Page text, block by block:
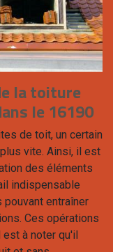
la toiture
le 16190
de toit, un certain
vite. Ainsi, il est
des éléments
indispensable
entraîner
Ces opérations
à noter qu'il